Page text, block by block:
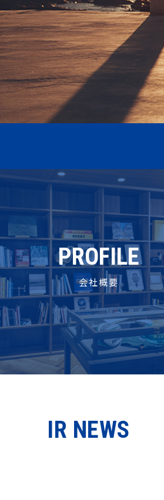
PROFILE
会社概要
IR NEWS